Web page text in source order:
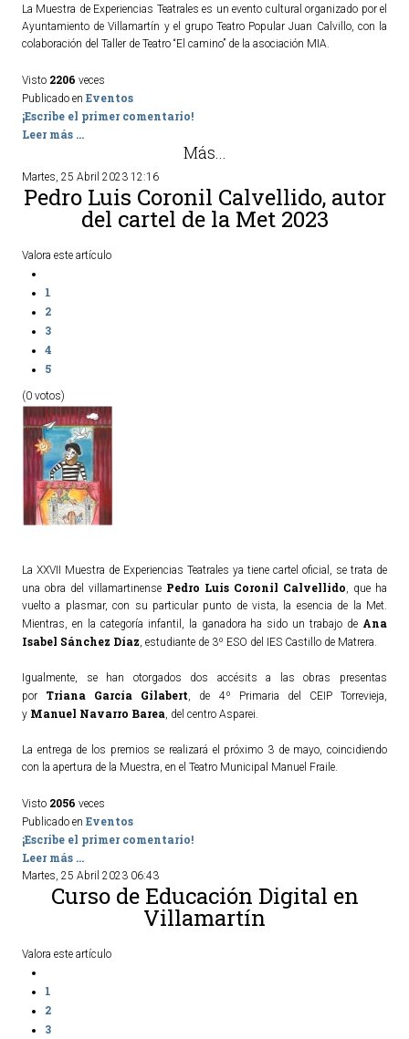
La Muestra de Experiencias Teatrales es un evento cultural organizado por el
Ayuntamiento de Villamartín y el grupo Teatro Popular Juan Calvillo, con la
colaboración del Taller de Teatro “El camino” de la asociación MIA.
Visto 2206 veces
Publicado en Eventos
¡Escribe el primer comentario!
Leer más ...
Más...
Martes, 25 Abril 2023 12:16
Pedro Luis Coronil Calvellido, autor
del cartel de la Met 2023
Valora este artículo
1
2
3
4
5
(0 votos)
La XXVII Muestra de Experiencias Teatrales ya tiene cartel oficial, se trata de
una obra del villamartinense Pedro Luis Coronil Calvellido , que ha
vuelto a plasmar, con su particular punto de vista, la esencia de la Met.
Mientras, en la categoría infantil, la ganadora ha sido un trabajo de Ana
Isabel Sánchez Díaz , estudiante de 3º ESO del IES Castillo de Matrera.
Igualmente, se han otorgados dos accésits a las obras presentas
por Triana García Gilabert , de 4º Primaria del CEIP Torrevieja,
y Manuel Navarro Barea , del centro Asparei.
La entrega de los premios se realizará el próximo 3 de mayo, coincidiendo
con la apertura de la Muestra, en el Teatro Municipal Manuel Fraile.
Visto 2056 veces
Publicado en Eventos
¡Escribe el primer comentario!
Leer más ...
Martes, 25 Abril 2023 06:43
Curso de Educación Digital en
Villamartín
Valora este artículo
1
2
3